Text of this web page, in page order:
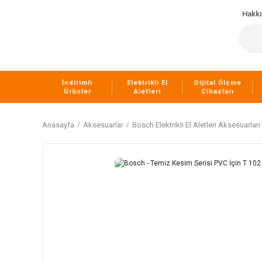
İndirimli
Ürünler
Elektrikli El
Aletleri
Dijital Ölçme
Cihazları
Anasayfa Aksesuarlar Bosch Elektrikli El Aletleri Aksesuarları